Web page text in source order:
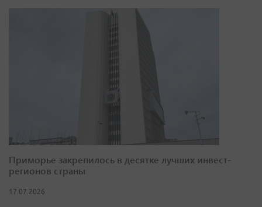
Приморье закрепилось в десятке лучших инвест-
регионов страны
17.07.2026